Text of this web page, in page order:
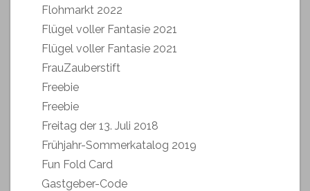
Flohmarkt 2022
Flügel voller Fantasie 2021
Flügel voller Fantasie 2021
FrauZauberstift
Freebie
Freebie
Freitag der 13. Juli 2018
Frühjahr-Sommerkatalog 2019
Fun Fold Card
Gastgeber-Code